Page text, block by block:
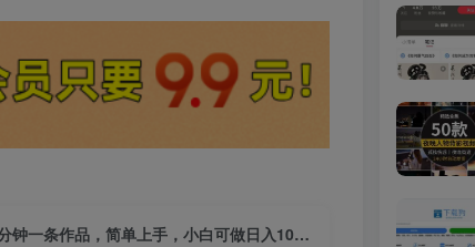
（10143期） Ai动漫100%过原创，两分钟一条作品，简单上手，小白可做日入1000+